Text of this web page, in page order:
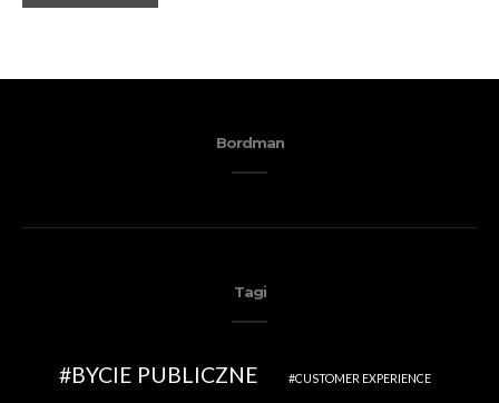
Bordman
Tagi
BYCIE PUBLICZNE CUSTOMER EXPERIENCE